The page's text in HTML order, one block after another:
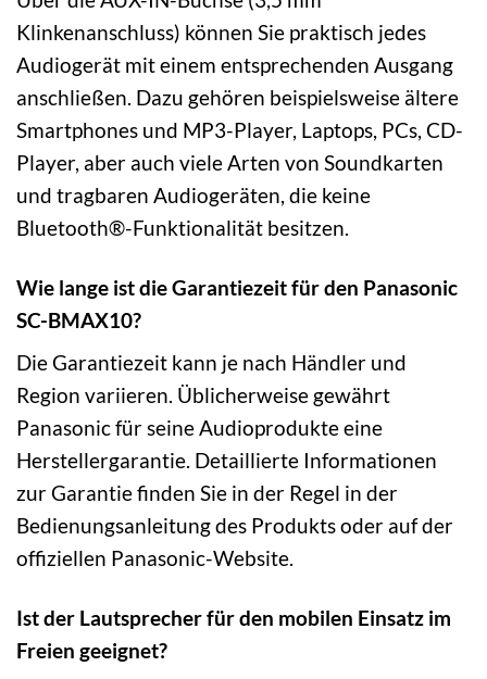
Klinkenanschluss) können Sie praktisch jedes
Audiogerät mit einem entsprechenden Ausgang
anschließen. Dazu gehören beispielsweise ältere
Smartphones und MP3-Player, Laptops, PCs, CD-
Player, aber auch viele Arten von Soundkarten
und tragbaren Audiogeräten, die keine
Bluetooth®-Funktionalität besitzen.
Wie lange ist die Garantiezeit für den Panasonic
SC-BMAX10?
Die Garantiezeit kann je nach Händler und
Region variieren. Üblicherweise gewährt
Panasonic für seine Audioprodukte eine
Herstellergarantie. Detaillierte Informationen
zur Garantie finden Sie in der Regel in der
Bedienungsanleitung des Produkts oder auf der
offiziellen Panasonic-Website.
Ist der Lautsprecher für den mobilen Einsatz im
Freien geeignet?